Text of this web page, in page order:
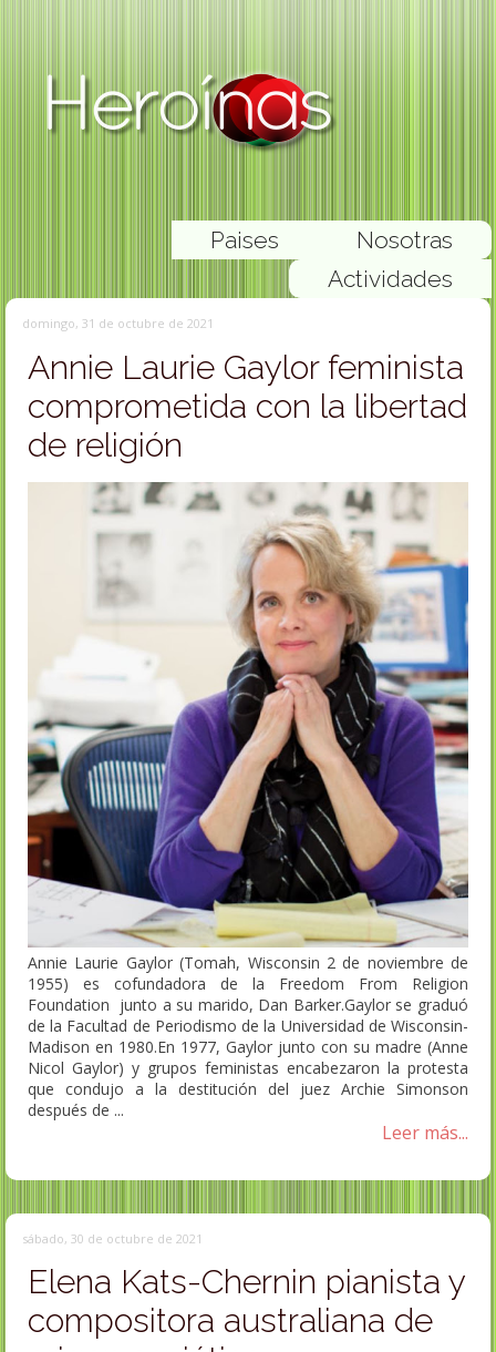
Nosotras
Paises
Actividades
domingo, 31 de octubre de 2021
Annie Laurie Gaylor feminista
comprometida con la libertad
de religión
Annie Laurie Gaylor (Tomah, Wisconsin 2 de noviembre de
1955) es cofundadora de la Freedom From Religion
Foundation junto a su marido, Dan Barker.Gaylor se graduó
de la Facultad de Periodismo de la Universidad de Wisconsin-
Madison en 1980.En 1977, Gaylor junto con su madre (Anne
Nicol Gaylor) y grupos feministas encabezaron la protesta
que condujo a la destitución del juez Archie Simonson
después de ...
Leer más...
sábado, 30 de octubre de 2021
Elena Kats-Chernin pianista y
compositora australiana de